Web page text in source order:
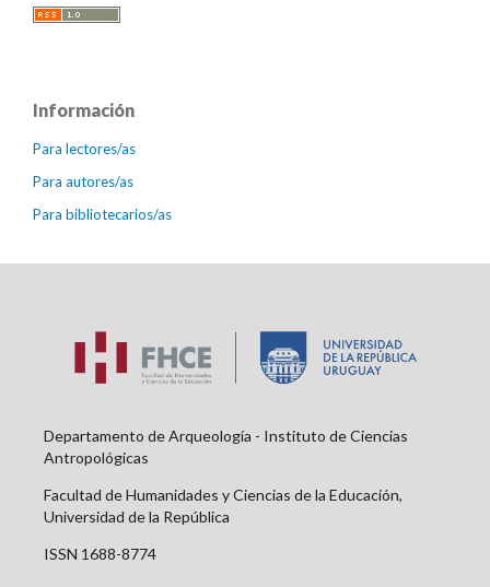
Información
Para lectores/as
Para autores/as
Para bibliotecarios/as
Departamento de Arqueología - Instituto de Ciencias
Antropológicas
Facultad de Humanidades y Ciencias de la Educación,
Universidad de la República
ISSN 1688-8774